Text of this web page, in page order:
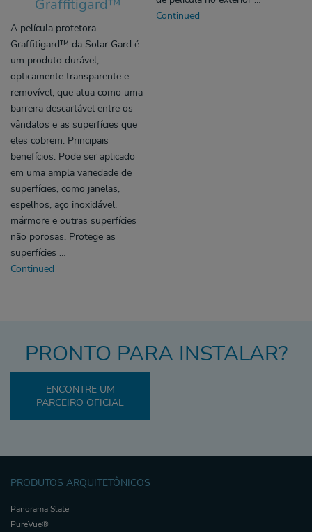
Graffitigard™
A película protetora
Graffitigard™ da Solar Gard é
um produto durável,
opticamente transparente e
removível, que atua como uma
barreira descartável entre os
vândalos e as superfícies que
eles cobrem. Principais
benefícios: Pode ser aplicado
em uma ampla variedade de
superfícies, como janelas,
espelhos, aço inoxidável,
mármore e outras superfícies
não porosas. Protege as
superfícies …
Continued
Continued
PRONTO PARA INSTALAR?
ENCONTRE UM
PARCEIRO OFICIAL
PRODUTOS ARQUITETÔNICOS
Panorama Slate
PureVue®